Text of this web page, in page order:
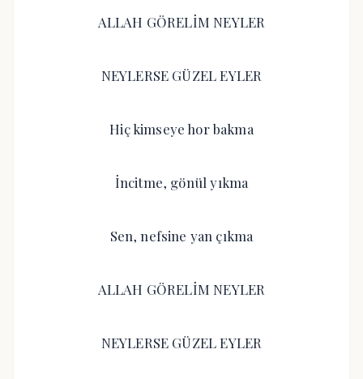
ALLAH GÖRELİM NEYLER
NEYLERSE GÜZEL EYLER
Hiç kimseye hor bakma
İncitme, gönül yıkma
Sen, nefsine yan çıkma
ALLAH GÖRELİM NEYLER
NEYLERSE GÜZEL EYLER